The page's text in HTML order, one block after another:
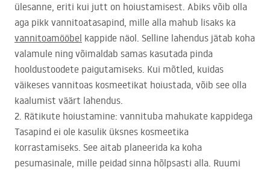
ülesanne, eriti kui jutt on hoiustamisest. Abiks võib olla
aga pikk vannitoatasapind, mille alla mahub lisaks ka
vannitoamööbel kappide näol. Selline lahendus jätab koha
valamule ning võimaldab samas kasutada pinda
hooldustoodete paigutamiseks. Kui mõtled, kuidas
väikeses vannitoas kosmeetikat hoiustada, võib see olla
kaalumist väärt lahendus.
2. Rätikute hoiustamine: vannituba mahukate kappidega
Tasapind ei ole kasulik üksnes kosmeetika
korrastamiseks. See aitab planeerida ka koha
pesumasinale, mille peidad sinna hõlpsasti alla. Ruumi